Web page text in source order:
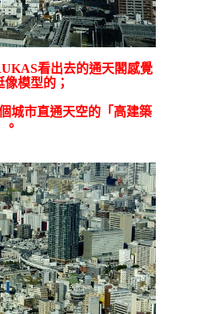
看出去的通天閣感覺
模型的；
城市直通天空的「高建築